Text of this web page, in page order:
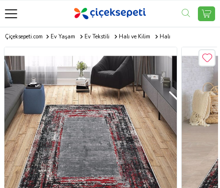
Çiçeksepeti.com Ev Yaşam Ev Tekstili Halı ve Kilim Halı